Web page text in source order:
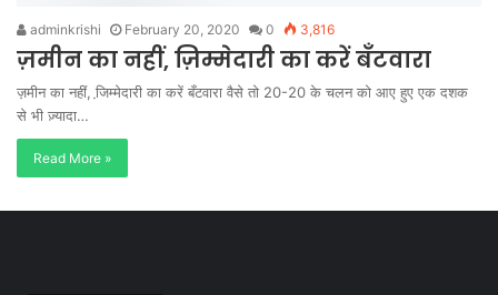
adminkrishi February 20, 2020 0 3,816
ज़मीन का नहीं, ज़िम्मेदारी का करें बँटवारा
ज़मीन का नहीं, जि़म्मेदारी का करें बँटवारा वैसे तो 20-20 के चलन को आए हुए एक दशक
से भी ज़्यादा…
Read More »